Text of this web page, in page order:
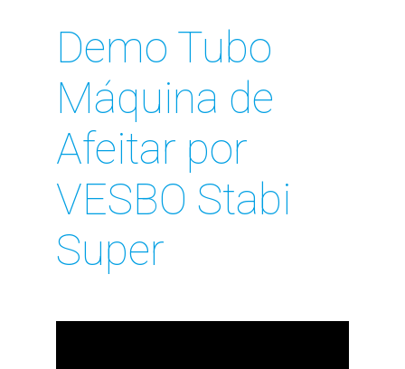
Demo Tubo
Máquina de
Afeitar por
VESBO Stabi
Super